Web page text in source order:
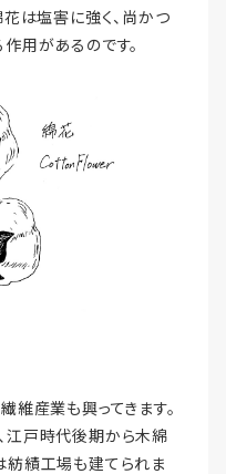
花は塩害に強く、尚かつ
用があるのです。
維産業も興ってきます。
江戸時代後期から木綿
紡績工場も建てられま